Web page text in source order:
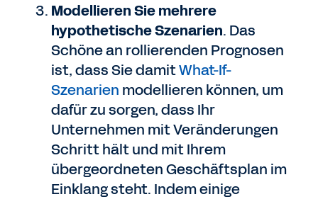
Modellieren Sie mehrere
hypothetische Szenarien. Das
Schöne an rollierenden Prognosen
ist, dass Sie damitWhat-If-
Szenarien modellieren können, um
dafür zu sorgen, dass Ihr
Unternehmen mit Veränderungen
Schritt hält und mit Ihrem
übergeordneten Geschäftsplan im
Einklang steht. Indem einige